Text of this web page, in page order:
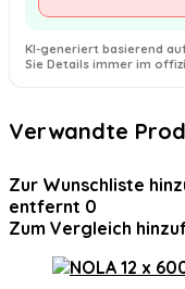
KI-generiert basierend
Sie Details immer im
Verwandte
Zur Wunschliste
entfernt 0
Zum Vergleich